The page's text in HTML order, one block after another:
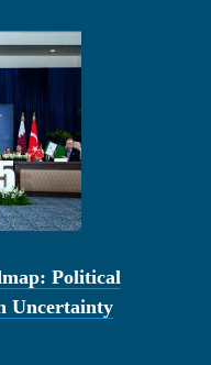
Political
Uncertainty